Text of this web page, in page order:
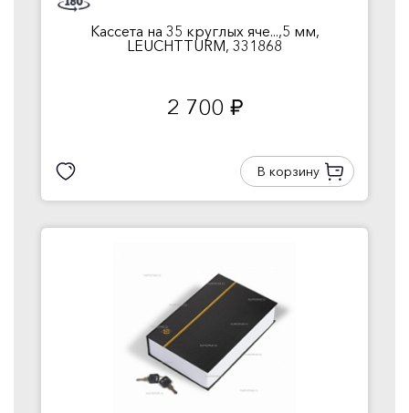
Кассета на 35 круглых яче...,5 мм,
LEUCHTTURM, 331868
2 700 руб.
В корзину